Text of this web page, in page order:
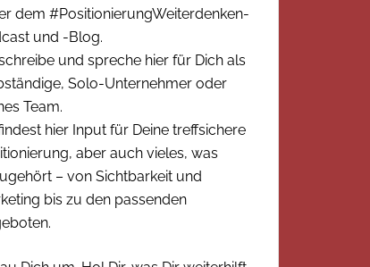
dem #PositionierungWeiterdenken-
und -Blog.
und spreche hier für Dich als
Solo-Unternehmer oder
Team.
hier Input für Deine treffsichere
aber auch vieles, was
– von Sichtbarkeit und
bis zu den passenden